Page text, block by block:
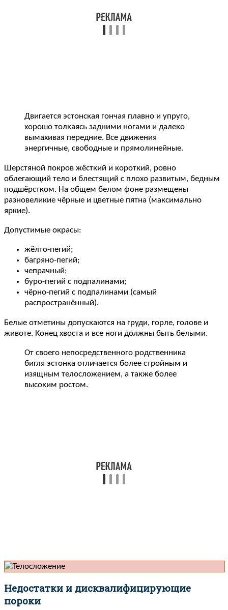
Двигается эстонская гончая плавно и упруго,
хорошо толкаясь задними ногами и далеко
вымахивая передние. Все движения
энергичные, свободные и прямолинейные.
Шерстяной покров жёсткий и короткий, ровно
облегающий тело и блестящий с плохо развитым, бедным
подшёрстком. На общем белом фоне размещены
разновеликие чёрные и цветные пятна (максимально
яркие).
Допустимые окрасы:
жёлто-пегий;
багряно-пегий;
чепрачный;
буро-пегий с подпалинами;
чёрно-пегий с подпалинами (самый
распространённый).
Белые отметины допускаются на груди, горле, голове и
животе. Конец хвоста и все ноги должны быть белыми.
От своего непосредственного родственника
бигля эстонка отличается более стройным и
изящным телосложением, а также более
высоким ростом.
Недостатки и дисквалифицирующие
пороки